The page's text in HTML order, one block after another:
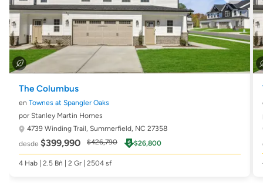
The Columbus
en Townes at Spangler Oaks
por Stanley Martin Homes
4739 Winding Trail, Summerfield, NC 27358
desde $399,990 $426,790 $26,800
4 Hab | 2.5 Bñ | 2 Gr | 2504 sf